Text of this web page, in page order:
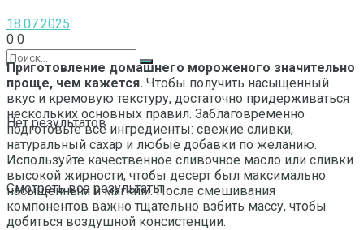
Нет результатов
Смотреть все результаты
18.07.2025
0 0
Приготовление домашнего мороженого значительно
проще, чем кажется. Чтобы получить насыщенный
вкус и кремовую текстуру, достаточно придерживаться
нескольких основных правил. Заблаговременно
подготовьте все ингредиенты: свежие сливки,
натуральный сахар и любые добавки по желанию.
Используйте качественное сливочное масло или сливки
высокой жирности, чтобы десерт был максимально
насыщенным и мягким. После смешивания
компонентов важно тщательно взбить массу, чтобы
добиться воздушной консистенции.